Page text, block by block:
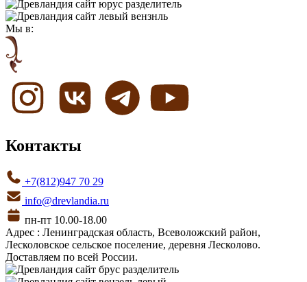
Мы в:
Контакты
+7(812)947 70 29
info@drevlandia.ru
пн-пт 10.00-18.00
Адрес : Ленинградская область, Всеволожский район,
Лесколовское сельское поселение, деревня Лесколово.
Доставляем по всей России.